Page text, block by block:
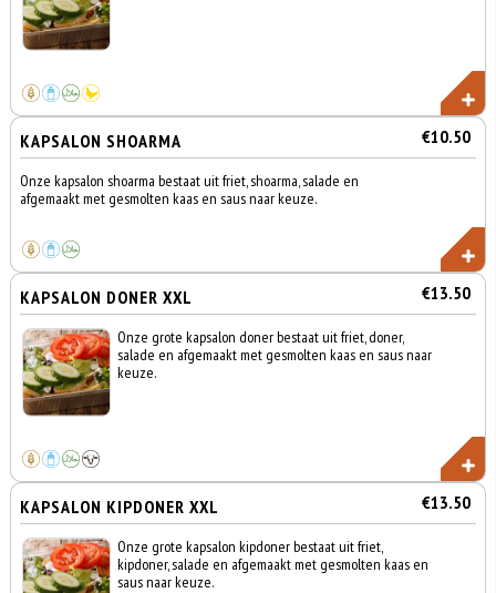
KAPSALON SHOARMA €10.50
Onze kapsalon shoarma bestaat uit friet, shoarma, salade en
afgemaakt met gesmolten kaas en saus naar keuze.
KAPSALON DONER XXL €13.50
Onze grote kapsalon doner bestaat uit friet, doner,
salade en afgemaakt met gesmolten kaas en saus naar
keuze.
KAPSALON KIPDONER XXL €13.50
Onze grote kapsalon kipdoner bestaat uit friet,
kipdoner, salade en afgemaakt met gesmolten kaas en
saus naar keuze.